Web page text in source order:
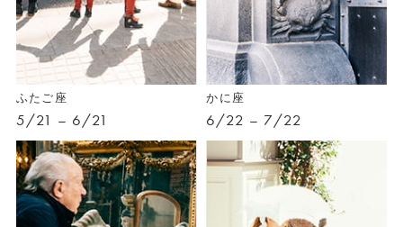
ふたご座
5/21 – 6/21
かに座
6/22 – 7/22